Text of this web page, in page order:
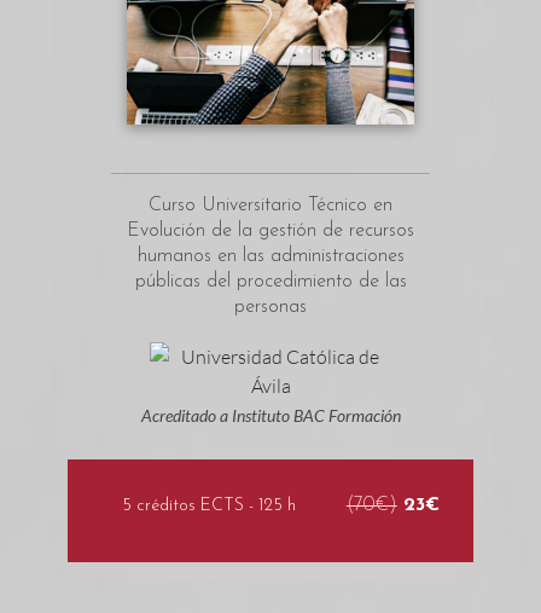
Curso Universitario Técnico en
Evolución de la gestión de recursos
humanos en las administraciones
públicas del procedimiento de las
personas
Acreditado a Instituto BAC Formación
5 créditos ECTS - 125 h (70€) 23€